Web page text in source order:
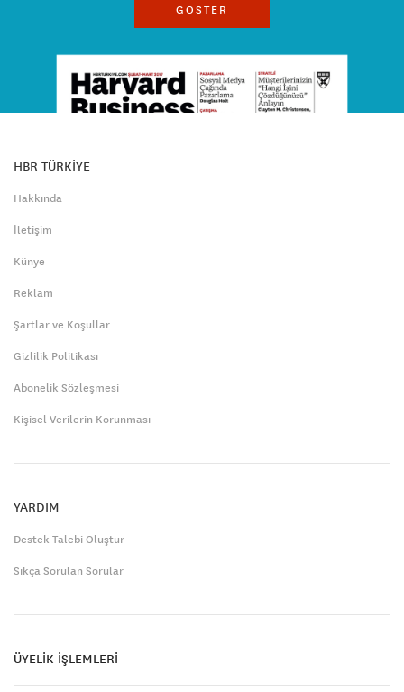
GÖSTER
HBR TÜRKİYE
Hakkında
İletişim
Künye
Reklam
Şartlar ve Koşullar
Gizlilik Politikası
Abonelik Sözleşmesi
Kişisel Verilerin Korunması
YARDIM
Destek Talebi Oluştur
Sıkça Sorulan Sorular
ÜYELİK İŞLEMLERİ